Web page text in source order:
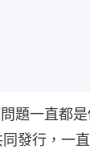
題一直都
發行，一